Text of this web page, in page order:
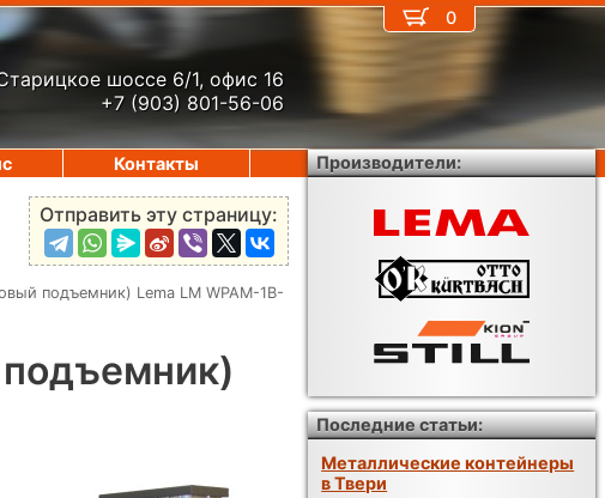
шоссе 6/1, офис 16
+7 (903) 801-56-06
Отправить эту страницу:
подъемник) Lema LM WPAM-1B-
0
Контакты Производители:
Последние статьи:
Металлические контейнеры
в Твери